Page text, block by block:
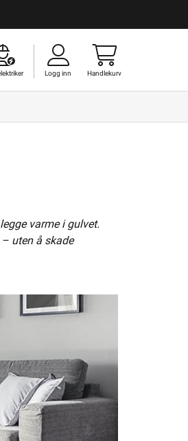
Logg inn Handlekurv
varme i gulvet.
uten å skade